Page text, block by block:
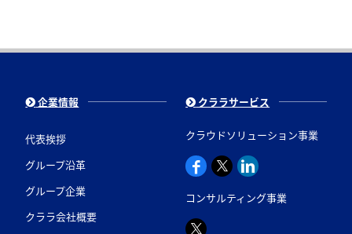
企業情報
代表挨拶
グループ沿革
グループ企業
クララ会社概要
クララサービス
クラウドソリューション事業
コンサルティング事業